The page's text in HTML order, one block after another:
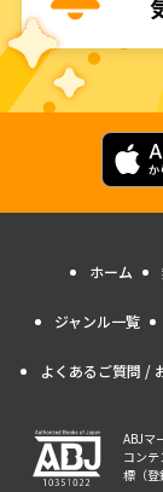
ホーム
ジャンル一覧
よくあるご質問 /
ABJマ
コン
標（登